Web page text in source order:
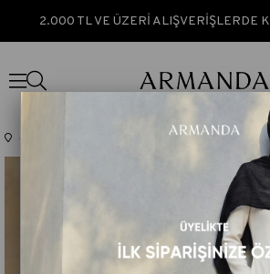
2.000 TL VE ÜZERİ ALIŞVERİŞLERDE
Anasayfa PAMUK MODAL ADEN DESEN